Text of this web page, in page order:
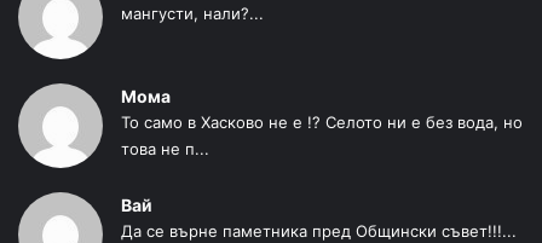
мангусти, нали?...
Мома
То само в Хасково не е !? Селото ни е без вода, но
това не п...
Вай
Да се върне паметника пред Общински съвет!!!...